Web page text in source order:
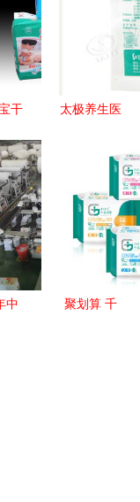
干
厂
气
尿
太极养生医
健外科纱布
敷料 纱布
片
,10cmx10cm
8px1片 灭
菌级 适合
中
聚划算 千